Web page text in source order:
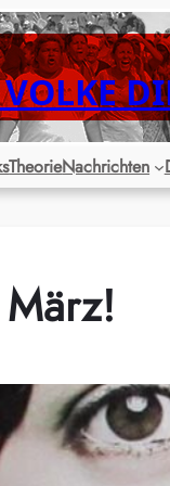
TheorieNachrichten